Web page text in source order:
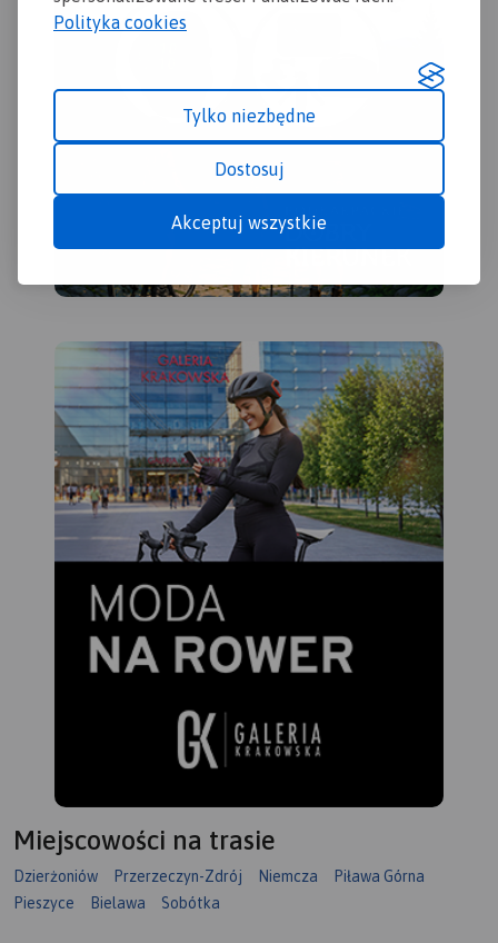
Polityka cookies
Tylko niezbędne
Dostosuj
Akceptuj wszystkie
Siatka geograficzna zgodna
z GPS oparta na układzie
WGS-84.
Mapa została
przygotowana tylko dla
urządzeń cyfrowych, nie
papierowej.
Miejscowości na trasie
Dzierżoniów Przerzeczyn-Zdrój Niemcza
Piława Górna
Pieszyce
Bielawa Sobótka